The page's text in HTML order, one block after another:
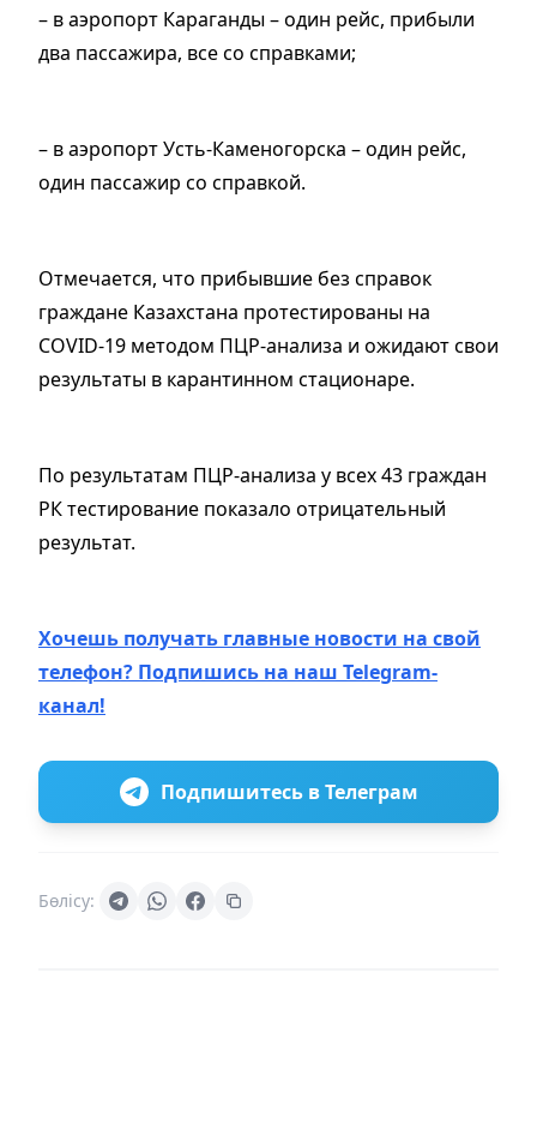
– в аэропорт Караганды – один рейс, прибыли
два пассажира, все со справками;
– в аэропорт Усть-Каменогорска – один рейс,
один пассажир со справкой.
Отмечается, что прибывшие без справок
граждане Казахстана протестированы на
COVID-19 методом ПЦР-анализа и ожидают свои
результаты в карантинном стационаре.
По результатам ПЦР-анализа у всех 43 граждан
РК тестирование показало отрицательный
результат.
Хочешь получать главные новости на свой
телефон? Подпишись на наш Telegram-
канал!
Подпишитесь в Телеграм
Бөлісу: